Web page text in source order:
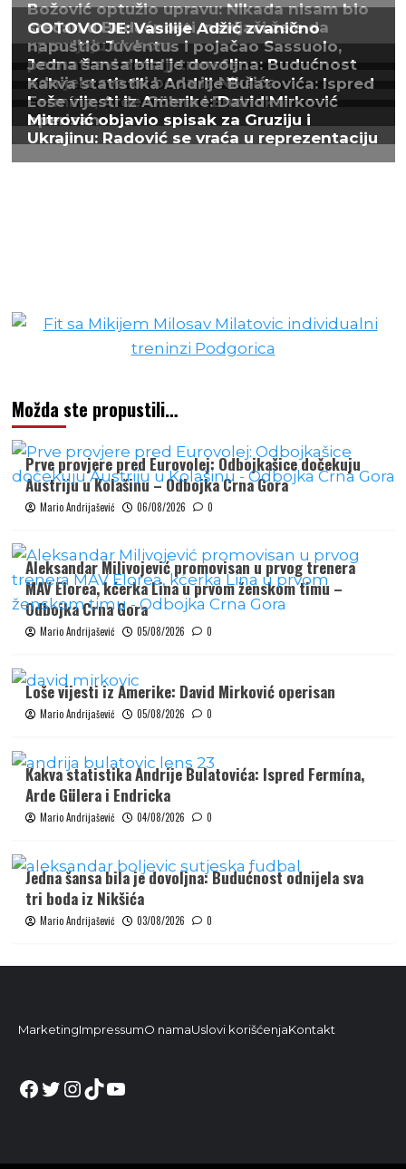
Možda ste propustili…
Prve provjere pred Eurovolej: Odbojkašice dočekuju
Austriju u Kolašinu – Odbojka Crna Gora
Mario Andrijašević 06/08/2026 0
Aleksandar Milivojević promovisan u prvog trenera
MAV Elorea, kćerka Lina u prvom ženskom timu –
Odbojka Crna Gora
Mario Andrijašević 05/08/2026 0
Loše vijesti iz Amerike: David Mirković operisan
Mario Andrijašević 05/08/2026 0
Kakva statistika Andrije Bulatovića: Ispred Fermína,
Arde Gülera i Endricka
Mario Andrijašević 04/08/2026 0
Jedna šansa bila je dovoljna: Budućnost odnijela sva
tri boda iz Nikšića
Mario Andrijašević 03/08/2026 0
MarketingImpressumO namaUslovi korišćenjaKontakt
Facebook
Twitter
Instagram
TikTok
YouTube